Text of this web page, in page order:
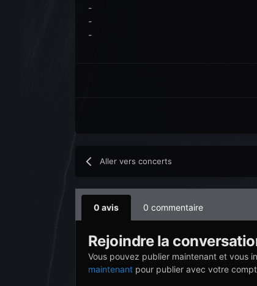
-
-
-
Aller vers concerts
0 avis 0 commentaire
Rejoindre la
Vous pouvez publier maintenant et vous
maintenantpour publier avec votre